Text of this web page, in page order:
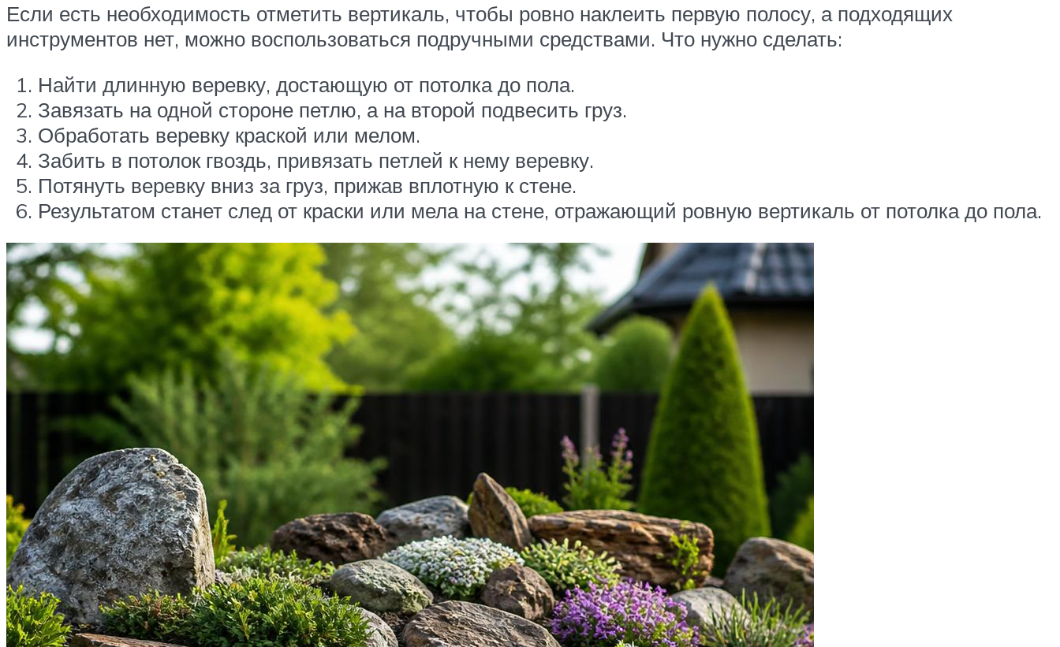
Если есть необходимость отметить вертикаль, чтобы ровно наклеить первую полосу, а подходящих
инструментов нет, можно воспользоваться подручными средствами. Что нужно сделать:
Найти длинную веревку, достающую от потолка до пола.
Завязать на одной стороне петлю, а на второй подвесить груз.
Обработать веревку краской или мелом.
Забить в потолок гвоздь, привязать петлей к нему веревку.
Потянуть веревку вниз за груз, прижав вплотную к стене.
Результатом станет след от краски или мела на стене, отражающий ровную вертикаль от потолка до пола.